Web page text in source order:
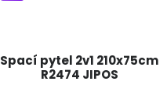
Spací pytel 2v1 210x75cm
R2474 JIPOS